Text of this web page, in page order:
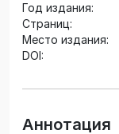
Год издания:
Страниц:
Место издания:
DOI:
Аннотация